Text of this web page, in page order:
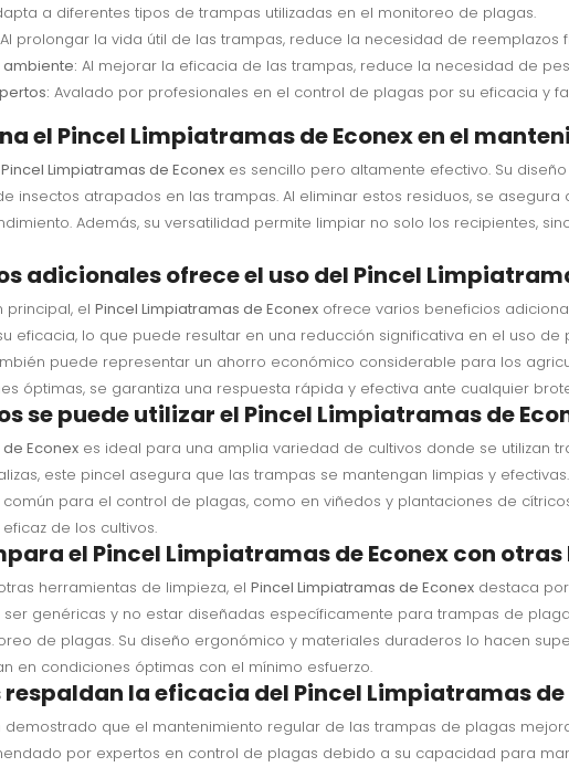
a diferentes tipos de trampas utilizadas en el monitoreo de plagas.
Al prolongar la vida útil de las trampas, reduce la necesidad de reemplazos
Al mejorar la eficacia de las trampas, reduce la necesidad de
Avalado por profesionales en el control de plagas por su eficacia y
el Pincel Limpiatramas de Econex en el
Pincel Limpiatramas de Econex es sencillo pero altamente efectivo. Su
insectos atrapados en las trampas. Al eliminar estos residuos, se
Además, su versatilidad permite limpiar no solo los recipientes,
adicionales ofrece el uso del Pincel
principal, el Pincel Limpiatramas de Econex ofrece varios beneficios
eficacia, lo que puede resultar en una reducción significativa en el uso
puede representar un ahorro económico considerable para los
óptimas, se garantiza una respuesta rápida y efectiva ante cualquier
se puede utilizar el Pincel Limpiatramas de
Econex es ideal para una amplia variedad de cultivos donde se utilizan
este pincel asegura que las trampas se mantengan limpias y
para el control de plagas, como en viñedos y plantaciones de
de los cultivos.
el Pincel Limpiatramas de Econex con
herramientas de limpieza, el Pincel Limpiatramas de Econex destaca
genéricas y no estar diseñadas específicamente para trampas de
de plagas. Su diseño ergonómico y materiales duraderos lo hacen
en condiciones óptimas con el mínimo esfuerzo.
respaldan la eficacia del Pincel Limpiatramas de
demostrado que el mantenimiento regular de las trampas de plagas
por expertos en control de plagas debido a su capacidad para